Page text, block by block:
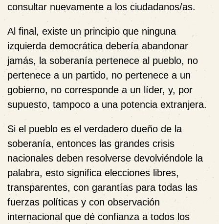
consultar nuevamente a los ciudadanos/as.
Al final, existe un principio que ninguna
izquierda democrática debería abandonar
jamás, la soberanía pertenece al pueblo, no
pertenece a un partido, no pertenece a un
gobierno, no corresponde a un líder, y, por
supuesto, tampoco a una potencia extranjera.
Si el pueblo es el verdadero dueño de la
soberanía, entonces las grandes crisis
nacionales deben resolverse devolviéndole la
palabra, esto significa elecciones libres,
transparentes, con garantías para todas las
fuerzas políticas y con observación
internacional que dé confianza a todos los